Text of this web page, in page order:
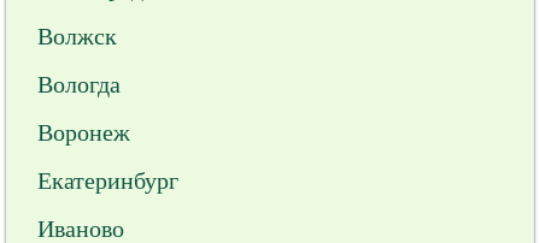
Волжск
Вологда
Воронеж
Екатеринбург
Иваново